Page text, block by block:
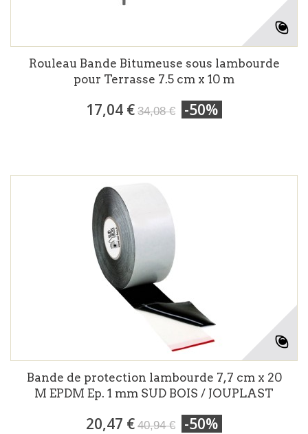
Rouleau Bande Bitumeuse sous lambourde
pour Terrasse 7.5 cm x 10 m
17,04 € 34,08 € -50%
Bande de protection lambourde 7,7 cm x 20
M EPDM Ep. 1 mm SUD BOIS / JOUPLAST
20,47 € 40,94 € -50%